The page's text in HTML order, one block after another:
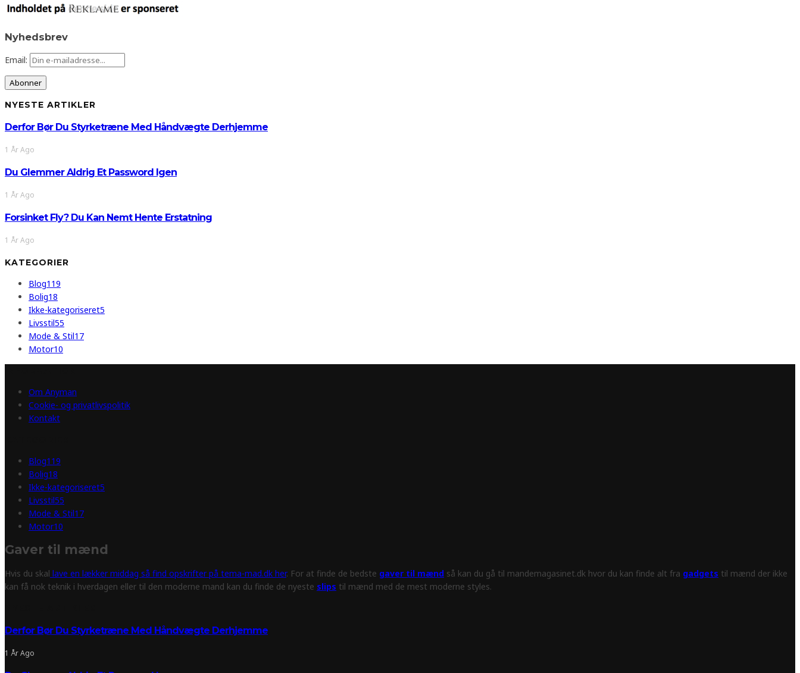
Nyhedsbrev
Email:
NYESTE ARTIKLER
Derfor Bør Du Styrketræne Med Håndvægte Derhjemme
1 År Ago
Du Glemmer Aldrig Et Password Igen
1 År Ago
Forsinket Fly? Du Kan Nemt Hente Erstatning
1 År Ago
KATEGORIER
Blog119
Bolig18
Ikke-kategoriseret5
Livsstil55
Mode & Stil17
Motor10
Om Anyman
Cookie- og privatlivspolitik
Kontakt
Blog119
Bolig18
Ikke-kategoriseret5
Livsstil55
Mode & Stil17
Motor10
Gaver til mænd
Hvis du skal lave en lækker middag så find opskrifter på tema-mad.dk her. For at finde de bedste gaver til mænd så kan du gå til mandemagasinet.dk hvor du kan finde alt fra gadgets til mænd der ikke
kan få nok teknik i hverdagen eller til den moderne mand kan du finde de nyeste slips til mænd med de mest moderne styles.
Derfor Bør Du Styrketræne Med Håndvægte Derhjemme
1 År Ago